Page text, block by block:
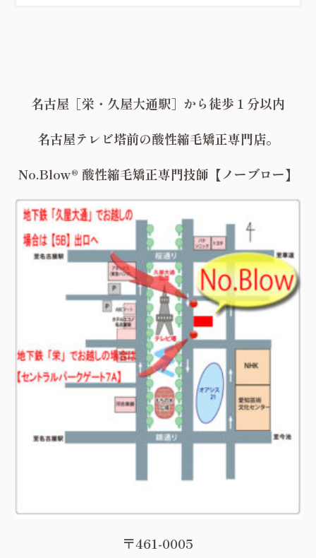
名古屋［栄・久屋大通駅］から徒歩１分以内
名古屋テレビ塔前の酸性縮毛矯正専門店。
No.Blow® 酸性縮毛矯正専門技師【ノーブロー】
〒461-0005